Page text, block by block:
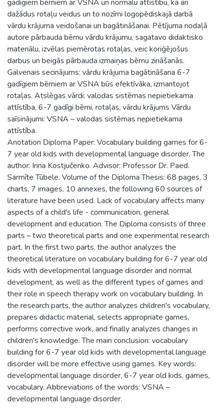
gadīgiem bērniem ar VSNA un normālu attīstību, kā arī
dažādus rotaļu veidus un to nozīmi logopēdiskajā darbā
vārdu krājuma veidošanai un bagātināšanai. Pētījuma nodaļā
autore pārbauda bērnu vārdu krājumu, sagatavo didaktisko
materiālu, izvēlas piemērotas rotaļas, veic koriģējošus
darbus un beigās pārbauda izmaiņas bērnu zināšanās.
Galvenais secinājums: vārdu krājuma bagātināšana 6-7
gadīgiem bērniem ar VSNA būs efektīvāka, izmantojot
rotaļas. Atslēgas vārdi: valodas sistēmas nepietiekama
attīstība, 6-7 gadīgi bērni, rotaļas, vārdu krājums Vārdu
saīsinājumi: VSNA – valodas sistēmas nepietiekama
attīstība.
Anotation Diploma Paper: Vocabulary building games for 6-
7 year old kids with developmental language disorder. The
author: Irina Kostjučenko. Advisor: Professor Dr. Paed.
Sarmīte Tūbele. Volume of the Diploma Thesis: 68 pages, 3
charts, 7 images, 10 annexes, the following 60 sources of
literature have been used. Lack of vocabulary affects many
aspects of a child's life - communication, general
development and education. The Diploma consists of three
parts – two theoretical parts and one experimental research
part. In the first two parts, the author analyzes the
theoretical literature on vocabulary building for 6-7 year old
kids with developmental language disorder and normal
development, as well as the different types of games and
their role in speech therapy work on vocabulary building. In
the research parts, the author analyzes children's vocabulary,
prepares didactic material, selects appropriate games,
performs corrective work, and finally analyzes changes in
children's knowledge. The main conclusion: vocabulary
building for 6-7 year old kids with developmental language
disorder will be more effective using games. Key words:
developmental language disorder, 6-7 year old kids, games,
vocabulary. Abbreviations of the words: VSNA –
developmental language disorder.